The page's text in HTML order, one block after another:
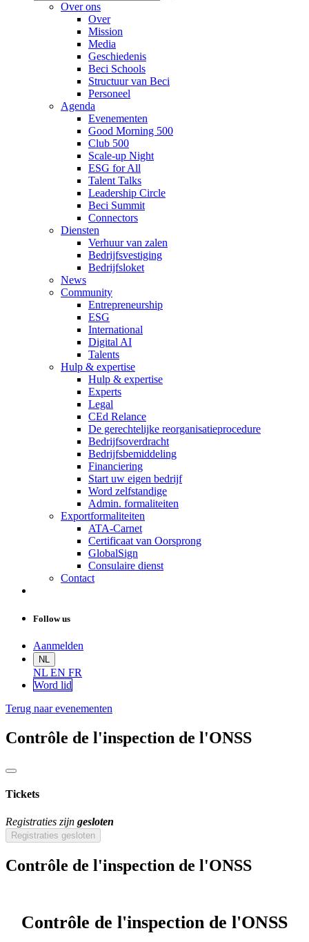
Over ons
Over
Mission
Media
Geschiedenis
Beci Schools
Structuur van Beci
Personeel
Agenda
Evenementen
Good Morning 500
Club 500
Scale-up Night
ESG for All
Talent Talks
Leadership Circle
Beci Summit
Connectors
Diensten
Verhuur van zalen
Bedrijfsvestiging
Bedrijfsloket
News
Community
Entrepreneurship
ESG
International
Digital AI
Talents
Hulp & expertise
Hulp & expertise
Experts
Legal
CEd Relance
De gerechtelijke reorganisatieprocedure
Bedrijfsoverdracht
Bedrijfsbemiddeling
Financiering
Start uw eigen bedrijf
Word zelfstandige
Admin. formaliteiten
Exportformaliteiten
ATA-Carnet
Certificaat van Oorsprong
GlobalSign
Consulaire dienst
Contact
Follow us
Aanmelden
NL
NL EN FR
Word lid
Terug naar evenementen
Contrôle de l'inspection de l'ONSS
Tickets
Registraties zijn gesloten
Registraties gesloten
Contrôle de l'inspection de l'ONSS
Contrôle de l'inspection de l'ONSS